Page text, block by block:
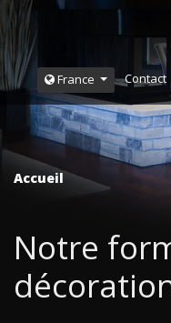
France Contact
Accueil
Notre